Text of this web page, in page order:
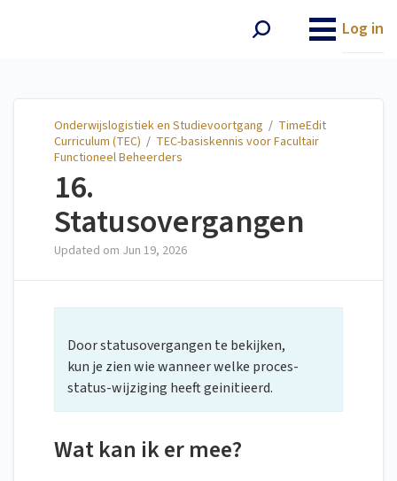
Log in
Onderwijslogistiek en Studievoortgang / TimeEdit
Curriculum (TEC) / TEC-basiskennis voor Facultair
Functioneel Beheerders
16.
Statusovergangen
Updated om Jun 19, 2026
Door statusovergangen te bekijken,
kun je zien wie wanneer welke proces-
status-wijziging heeft geinitieerd.
Wat kan ik er mee?